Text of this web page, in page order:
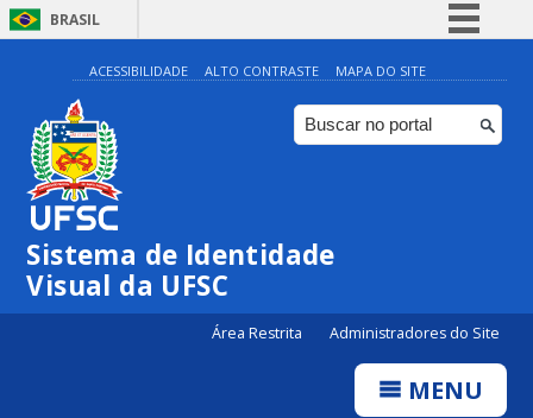
BRASIL
Simplifique!
Comunica BR
Participe
ACESSIBILIDADE ALTO CONTRASTE MAPA DO SITE
Sistema de Identidade
Visual da UFSC
Área Restrita Administradores do Site
MENU